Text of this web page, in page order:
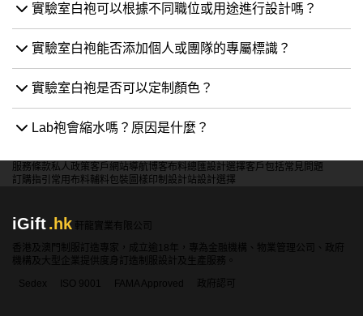
實驗室白袍可以根據不同職位或用途進行設計嗎？
實驗室白袍能否添加個人或團隊的專屬標識？
實驗室白袍是否可以定制顏色？
Lab袍會縮水嗎？原因是什麼？
服務條款私人政策客戶 網站導航博客布料總匯設計選擇客戶包括常見問題
訂購指引 常用布料輔料包裝 圖樣印制 設計站設計選擇
iGift.hk
軒龍實業有限公司
香港及澳門制服訂造專家，成立逾18年，專為金融機構、物業管理公司、政府
機構及大型企業提供度身訂造制服設計及生產服務。
Sedex
ISO 9001 FAMA Approved 政府認可